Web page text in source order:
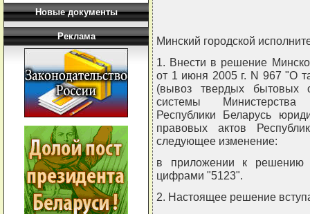
Новые документы
Реклама
Минский городской
1. Внести в решение
от 1 июня 2005 г. N 967 "О
(вывоз твердых бытовых
системы Министерства
Республики Беларусь
правовых актов
следующее изменение:
в приложении к
цифрами "5123".
2. Настоящее решение